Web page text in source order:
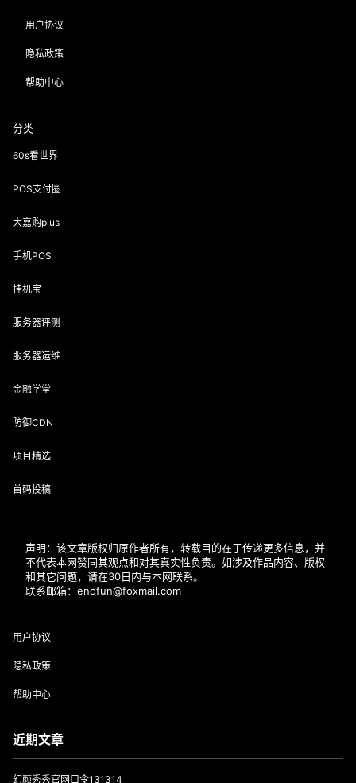
用户协议
隐私政策
帮助中心
分类
60s看世界
POS支付圈
大嘉购plus
手机POS
挂机宝
服务器评测
服务器运维
金融学堂
防御CDN
项目精选
首码投稿
声明：该文章版权归原作者所有，转载目的在于传递更多信息，并
不代表本网赞同其观点和对其真实性负责。如涉及作品内容、版权
和其它问题，请在30日内与本网联系。
联系邮箱：enofun@foxmail.com
用户协议
隐私政策
帮助中心
近期文章
幻颜秀秀官网口令131314